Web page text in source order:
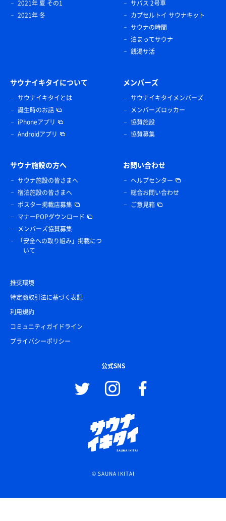
2021年 夏 その1
2021年 冬
サバス 2号車
カプセルトイ サウナキット
サウナの時間
泊まってサウナ
銭湯サ活
サウナイキタイについて
サウナイキタイとは
誕生時のお話
iPhoneアプリ
Androidアプリ
メンバーズ
サウナイキタイメンバーズ
メンバーズロッカー
協賛施設
協賛募集
サウナ施設の方へ
サウナ施設の皆さまへ
宿泊施設の皆さまへ
ポスター掲載店募集
マナーPOPダウンロード
メンバーズ協賛募集
「安全への取り組み」掲載につ
いて
お問い合わせ
ヘルプセンター
総合お問い合わせ
ご意見箱
推奨環境
特定商取引法に基づく表記
利用規約
コミュニティガイドライン
プライバシーポリシー
公式SNS
© SAUNA IKITAI